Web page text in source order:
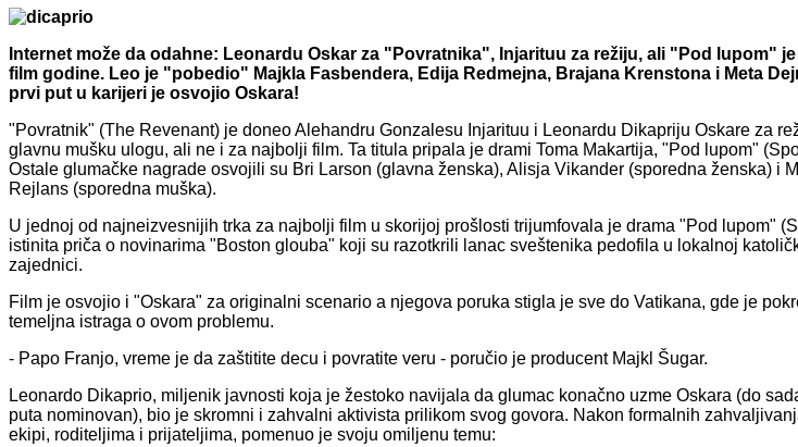
Internet može da odahne: Leonardu Oskar za "Povratnika", Injarituu za režiju, ali "Pod lupom"
film godine. Leo je "pobedio" Majkla Fasbendera, Edija Redmejna, Brajana Krenstona i Meta
prvi put u karijeri je osvojio Oskara!
"Povratnik" (The Revenant) je doneo Alehandru Gonzalesu Injarituu i Leonardu Dikapriju Oskare za
glavnu mušku ulogu, ali ne i za najbolji film. Ta titula pripala je drami Toma Makartija, "Pod lupom"
Ostale glumačke nagrade osvojili su Bri Larson (glavna ženska), Alisja Vikander (sporedna ženska) i
Rejlans (sporedna muška).
U jednoj od najneizvesnijih trka za najbolji film u skorijoj prošlosti trijumfovala je drama "Pod lupom"
istinita priča o novinarima "Boston glouba" koji su razotkrili lanac sveštenika pedofila u lokalnoj
zajednici.
Film je osvojio i "Oskara" za originalni scenario a njegova poruka stigla je sve do Vatikana, gde je
temeljna istraga o ovom problemu.
- Papo Franjo, vreme je da zaštitite decu i povratite veru - poručio je producent Majkl Šugar.
Leonardo Dikaprio, miljenik javnosti koja je žestoko navijala da glumac konačno uzme Oskara (do
puta nominovan), bio je skromni i zahvalni aktivista prilikom svog govora. Nakon formalnih
ekipi, roditeljima i prijateljima, pomenuo je svoju omiljenu temu: